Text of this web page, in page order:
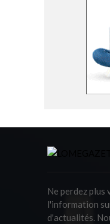
Ne perdez plus
l'information
d'actualités.